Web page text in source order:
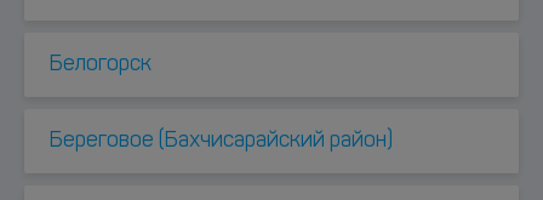
Белогорск
Береговое (Бахчисарайский район)